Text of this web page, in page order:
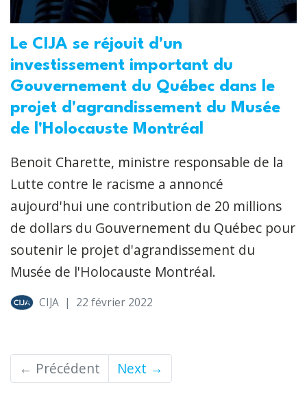
Le CIJA se réjouit d'un
investissement important du
Gouvernement du Québec dans le
projet d'agrandissement du Musée
de l'Holocauste Montréal
Benoit Charette, ministre responsable de la
Lutte contre le racisme a annoncé
aujourd'hui une contribution de 20 millions
de dollars du Gouvernement du Québec pour
soutenir le projet d'agrandissement du
Musée de l'Holocauste Montréal.
CIJA | 22 février 2022
← Précédent Next →